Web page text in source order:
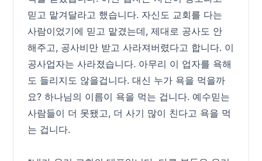
믿고 맡겨달라고 했습니다. 자신도 교회를 다는
사람이었기에 믿고 맡겼는데, 제대로 공사도 안
해주고, 공사비만 받고 사라져버렸다고 합니다. 이
공사업자는 사라졌습니다. 아무리 이 업자를 욕해
도 들리지도 않을겁니다. 대신 누가 욕을 먹을까
요? 하나님의 이름이 욕을 먹는 겁니다. 예수믿는
사람들이 더 못됐고, 더 사기 많이 친다고 욕을 먹
는 겁니다.